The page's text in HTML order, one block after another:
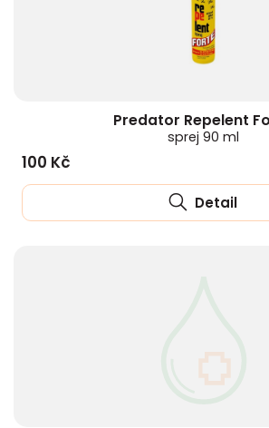
Predator Repelent
sprej 90 ml
100 Kč
Detail